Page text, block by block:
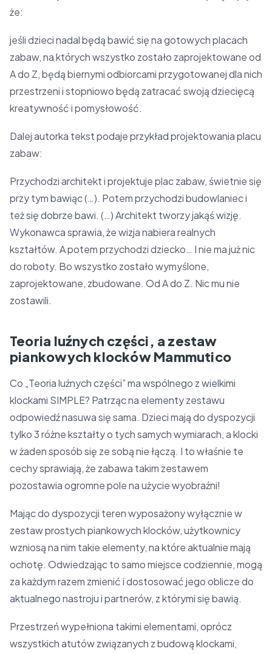
że:
jeśli dzieci nadal będą bawić się na gotowych placach
zabaw, na których wszystko zostało zaprojektowane od
A do Z, będą biernymi odbiorcami przygotowanej dla nich
przestrzeni i stopniowo będą zatracać swoją dziecięcą
kreatywność i pomysłowość.
Dalej autorka tekst podaje przykład projektowania placu
zabaw:
Przychodzi architekt i projektuje plac zabaw, świetnie się
przy tym bawiąc (…). Potem przychodzi budowlaniec i
też się dobrze bawi. (…) Architekt tworzy jakąś wizję.
Wykonawca sprawia, że wizja nabiera realnych
kształtów. A potem przychodzi dziecko… I nie ma już nic
do roboty. Bo wszystko zostało wymyślone,
zaprojektowane, zbudowane. Od A do Z. Nic mu nie
zostawili.
Teoria luźnych części, a zestaw
piankowych klocków Mammutico
Co „Teoria luźnych części” ma wspólnego z wielkimi
klockami SIMPLE? Patrząc na elementy zestawu
odpowiedź nasuwa się sama. Dzieci mają do dyspozycji
tylko 3 różne kształty o tych samych wymiarach, a klocki
w żaden sposób się ze sobą nie łączą. I to właśnie te
cechy sprawiają, że zabawa takim zestawem
pozostawia ogromne pole na użycie wyobraźni!
Mając do dyspozycji teren wyposażony wyłącznie w
zestaw prostych piankowych klocków, użytkownicy
wzniosą na nim takie elementy, na które aktualnie mają
ochotę. Odwiedzając to samo miejsce codziennie, mogą
za każdym razem zmienić i dostosować jego oblicze do
aktualnego nastroju i partnerów, z którymi się bawią.
Przestrzeń wypełniona takimi elementami, oprócz
wszystkich atutów związanych z budową klockami,